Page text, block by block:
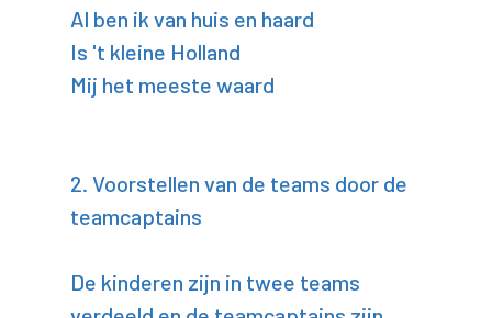
Al ben ik van huis en haard
Is 't kleine Holland
Mij het meeste waard
2. Voorstellen van de teams door de
teamcaptains
De kinderen zijn in twee teams